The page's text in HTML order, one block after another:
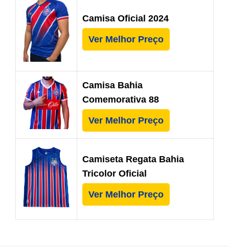
Camisa Oficial 2024
Ver Melhor Preço
Camisa Bahia
Comemorativa 88
Ver Melhor Preço
Camiseta Regata Bahia
Tricolor Oficial
Ver Melhor Preço